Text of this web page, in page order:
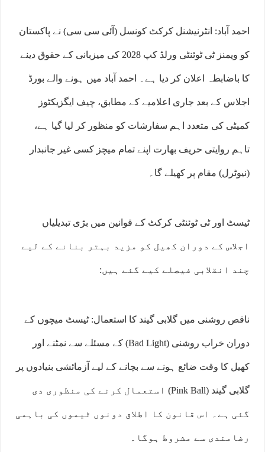
احمد آباد: انٹرنیشنل کرکٹ کونسل (آئی سی سی) نے پاکستان
کو ویمنز ٹی ٹوئنٹی ورلڈ کپ 2028 کی میزبانی کے حقوق دینے
کا باضابطہ اعلان کر دیا ہے۔ احمد آباد میں ہونے والے بورڈ
اجلاس کے بعد جاری اعلامیے کے مطابق، چیف ایگزیکٹوز
کمیٹی کی متعدد اہم سفارشات کو منظور کر لیا گیا ہے،
تاہم روایتی حریف بھارت اپنے تمام میچز کسی غیر جانبدار
(نیوٹرل) مقام پر کھیلے گا۔
ٹیسٹ اور ٹی ٹوئنٹی کرکٹ کے قوانین میں بڑی تبدیلیاں
اجلاس کے دوران کھیل کو مزید بہتر بنانے کے لیے
چند انقلابی فیصلے کیے گئے ہیں:
ناقص روشنی میں گلابی گیند کا استعمال: ٹیسٹ میچوں کے
دوران خراب روشنی (Bad Light) کے مسئلے سے نمٹنے اور
کھیل کا وقت ضائع ہونے سے بچانے کے لیے آزمائشی بنیادوں پر
گلابی گیند (Pink Ball) استعمال کرنے کی منظوری دی
گئی ہے۔ اس قانون کا اطلاق دونوں ٹیموں کی باہمی
رضامندی سے مشروط ہوگا۔